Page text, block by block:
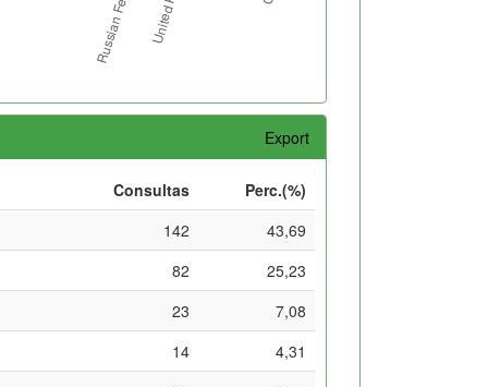
Export
Consultas
Perc.(%)
142
43,69
82
25,23
23
7,08
14
4,31